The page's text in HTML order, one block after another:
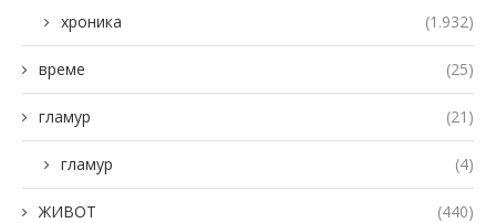
хроника (1.932)
време (25)
гламур (21)
гламур (4)
ЖИВОТ (440)